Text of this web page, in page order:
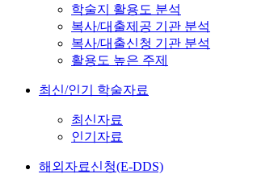
학술지 활용도 분석
복사/대출제공 기관 분석
복사/대출신청 기관 분석
활용도 높은 주제
최신/인기 학술자료
최신자료
인기자료
해외자료신청(E-DDS)